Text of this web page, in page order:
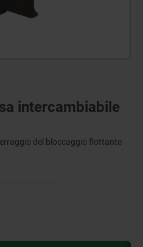
intercambiabile
del bloccaggio flottante